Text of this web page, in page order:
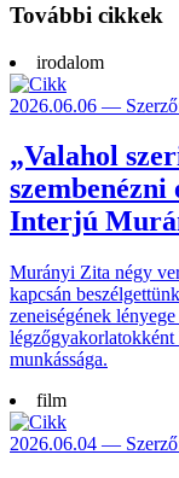
További cikkek
irodalom
2026.06.06 —
„Valahol
szembenézni
Interjú
Murányi Zita négy
kapcsán
zeneiségének
légzőgyakorlatokként
munkássága.
film
2026.06.04 —